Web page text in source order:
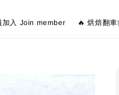
加入 Join member 🔥 烘焙翻